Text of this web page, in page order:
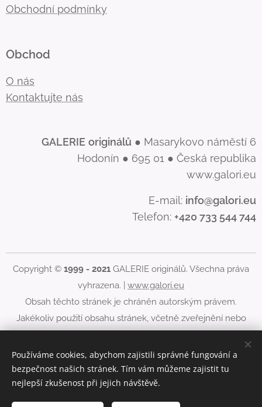
Obchodní podmínky
Obchod
O nás
Kontaktujte nás
GALERIE originálů ● Masarykovo náměstí 6
Hodonín ● 695 01 ● Česká republika
www.galori.eu
E-mail: info@galori.eu
Telefon: +420 733 544 744
Copyright © 1999 - 2021 GALERIE originálů. Všechna práva
vyhrazena. | www.galori.eu
Obsah těchto stránek je chráněn autorským právem.
Jakékoliv použití obsahu stránek, včetně zveřejnění nebo
GALERIE originálů zakázáno.
Cookies
Používáme cookies, abychom zajistili správné fungování a
bezpečnost našich stránek. Tím vám můžeme zajistit tu
nejlepší zkušenost při jejich návštěvě.